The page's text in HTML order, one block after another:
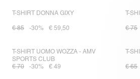
T-SHIRT DONNA GIXY
€ 85 -30% € 59,50
T-
€ 75
T-SHIRT UOMO WOZZA - AMV
SPORTS CLUB
€ 70
-30% € 49
T-
€ 65